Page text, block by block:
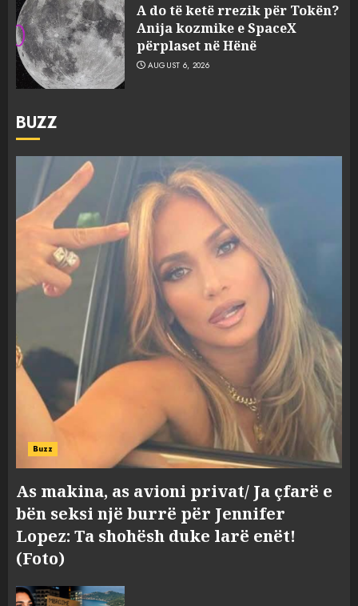
A do të ketë rrezik për Tokën?
Anija kozmike e SpaceX
përplaset në Hënë
AUGUST 6, 2026
BUZZ
Buzz
As makina, as avioni privat/ Ja çfarë e
bën seksi një burrë për Jennifer
Lopez: Ta shohësh duke larë enët!
(Foto)